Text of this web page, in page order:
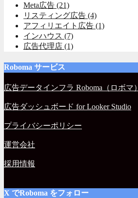
Meta広告 (21)
リスティング広告 (4)
アフィリエイト広告 (1)
インハウス (7)
広告代理店 (1)
Roboma サービス
広告データインフラ Roboma（ロボマ）
広告ダッシュボード for Looker Studio
プライバシーポリシー
運営会社
採用情報
X でRoboma をフォロー